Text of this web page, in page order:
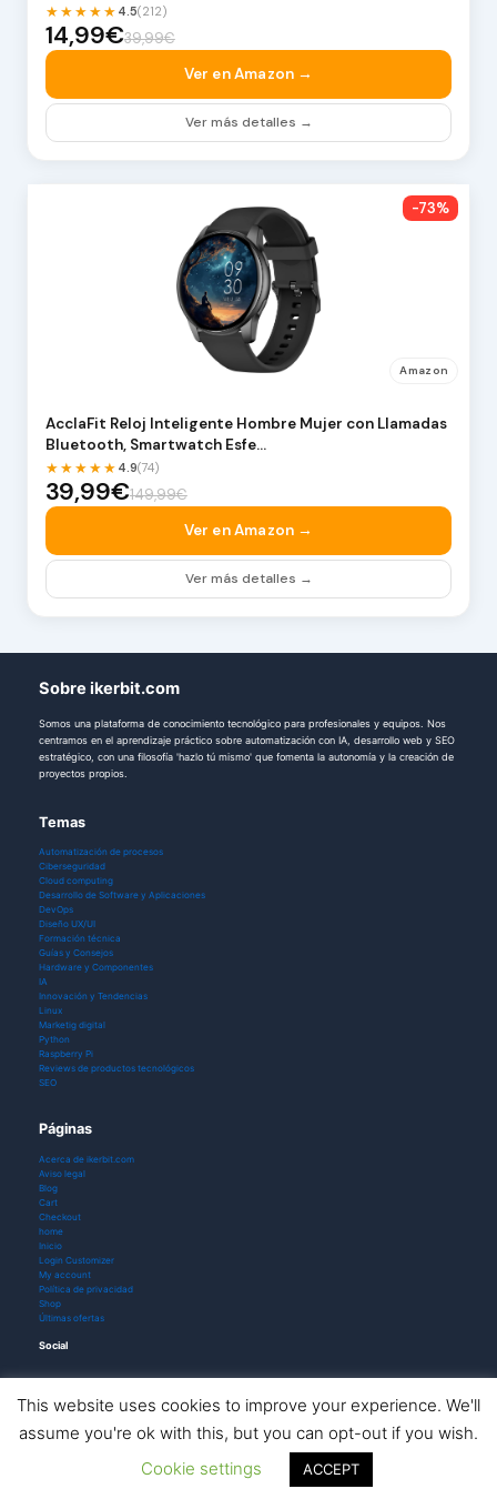
★★★★★ 4.5(212)
14,99€39,99€
Ver en Amazon →
Ver más detalles →
-73%
Amazon
AcclaFit Reloj Inteligente Hombre Mujer con Llamadas
Bluetooth, Smartwatch Esfe…
★★★★★ 4.9(74)
39,99€149,99€
Ver en Amazon →
Ver más detalles →
Sobre ikerbit.com
Somos una plataforma de conocimiento tecnológico para profesionales y equipos. Nos
centramos en el aprendizaje práctico sobre automatización con IA, desarrollo web y SEO
estratégico, con una filosofía 'hazlo tú mismo' que fomenta la autonomía y la creación de
proyectos propios.
Temas
Automatización de procesos
Ciberseguridad
Cloud computing
Desarrollo de Software y Aplicaciones
DevOps
Diseño UX/UI
Formación técnica
Guías y Consejos
Hardware y Componentes
IA
Innovación y Tendencias
Linux
Marketig digital
Python
Raspberry Pi
Reviews de productos tecnológicos
SEO
Páginas
Acerca de ikerbit.com
Aviso legal
Blog
Cart
Checkout
home
Inicio
Login Customizer
My account
Política de privacidad
Shop
Últimas ofertas
Social
Todos los derechos © 2026 ikerbit |Aviso de afiliación
This website uses cookies to improve your experience. We'll
assume you're ok with this, but you can opt-out if you wish.
Cookie settings
ACCEPT